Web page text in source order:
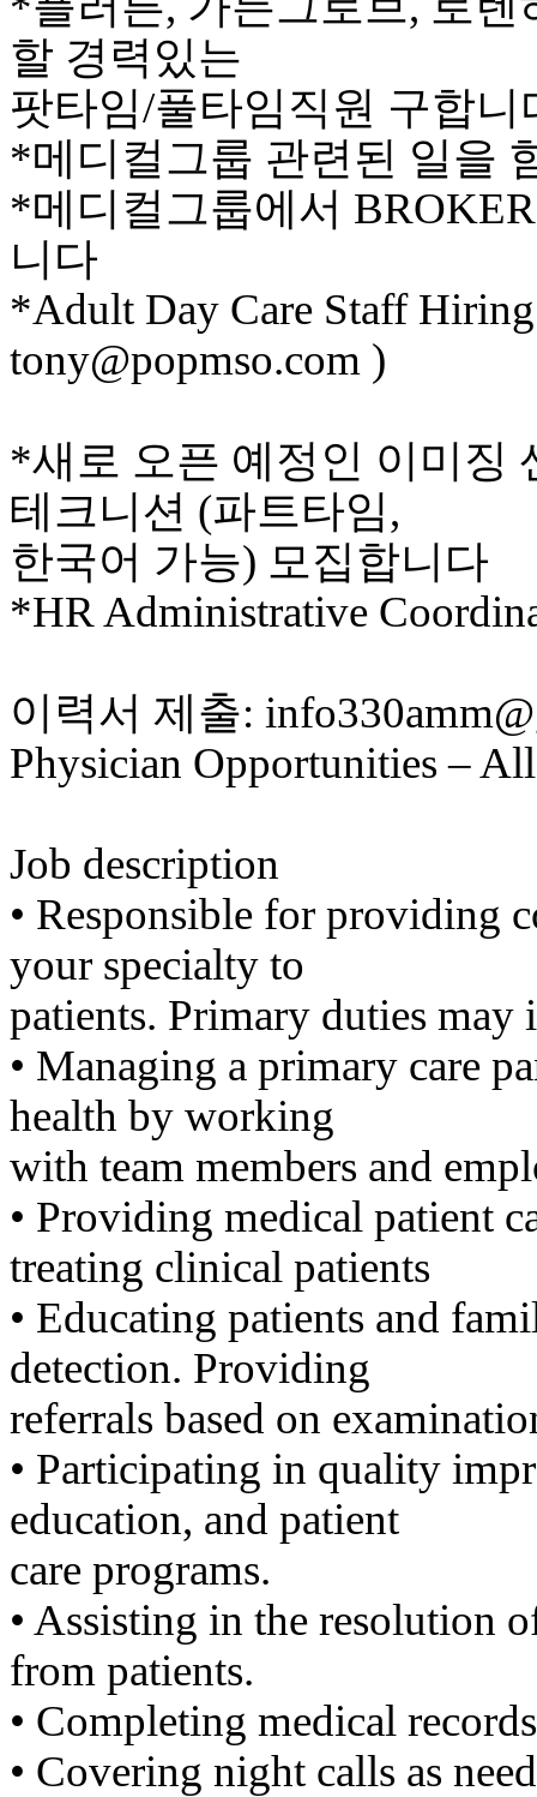
남
어
플
시
알
스
기
가
평
기
부
비
탑-
시
알
리
스
클
럽
DOMCLUB
실
무
료
팅
클
DOMCLUB.top
유
머
판
북
끼
신
렌
사
이
트
위
아
기
프
후
기
대
후
비
할 경력있는
팟타임/풀타임직원 구합니
*메디컬그룹 관련된 일을
*메디컬그룹에서
니다
*Adult Day Care Staff
tony@popmso.com )
*새로 오픈 예정인 이미징
테크니션 (파트타임,
한국어 가능) 모집합니다
*HR Administrative
이력서 제출:
Physician Opportunities –
Job description
•​ ​Responsible for providing
your specialty to
patients. Primary duties
•​ ​Managing a primary care
health by working
with team members and
•​ ​Providing medical patient
treating clinical patients
•​ ​Educating patients and
detection. Providing
referrals based on
•​ ​Participating in quality
education, and patient
care programs.
•​ ​Assisting in the resolution
from patients.
•​ ​Completing medical
•​ ​Covering night calls as